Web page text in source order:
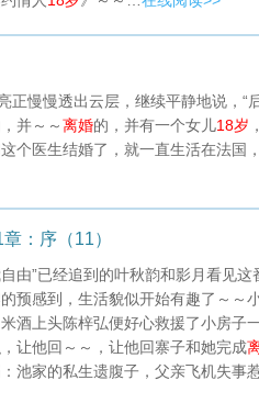
正慢慢透出云层，继续平静地说，“
并～～离婚的，并有一个女儿18岁
个医生结婚了，就一直生活在法国
：序（11）
由”已经追到的叶秋韵和影月看见
预感到，生活貌似开始有趣了～～
酒上头陈梓弘便好心救援了小房子
让他回～～，让他回寨子和她完成
池家的私生遗腹子，父亲飞机失事